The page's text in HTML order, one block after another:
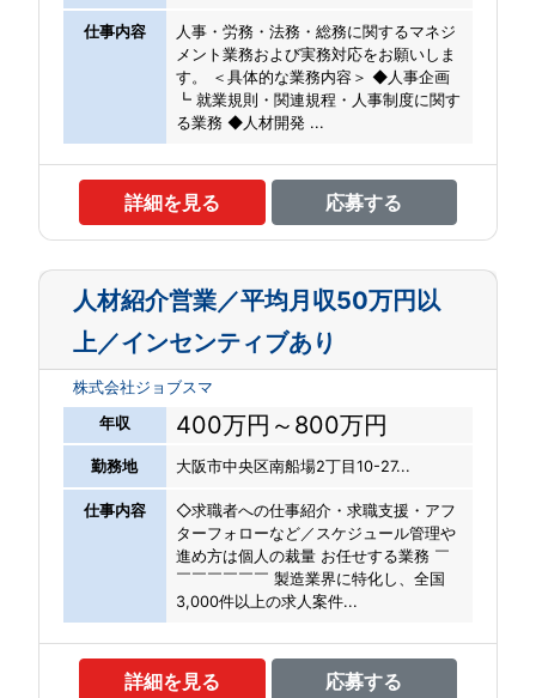
仕事内容
人事・労務・法務・総務に関するマネジ
メント業務および実務対応をお願いしま
す。 ＜具体的な業務内容＞ ◆人事企画
┗ 就業規則・関連規程・人事制度に関す
る業務 ◆人材開発 ...
詳細を見る 応募する
人材紹介営業／平均月収50万円以
上／インセンティブあり
株式会社ジョブスマ
年収
400万円～800万円
勤務地 大阪市中央区南船場2丁目10-27...
仕事内容
◇求職者への仕事紹介・求職支援・アフ
ターフォローなど／スケジュール管理や
進め方は個人の裁量 お任せする業務 ￣
￣￣￣￣￣￣ 製造業界に特化し、全国
3,000件以上の求人案件...
詳細を見る 応募する